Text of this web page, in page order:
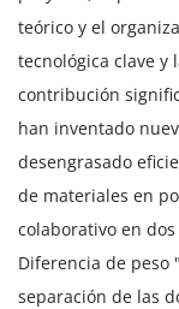
teórico y el
tecnológica clave
contribución
han inventado
desengrasado
de materiales en
colaborativo en
Diferencia de peso
separación de las